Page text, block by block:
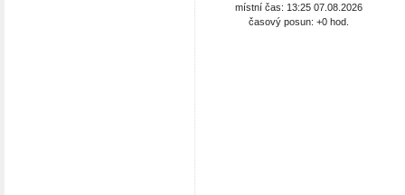
místní čas: 13:25 07.08.2026
časový posun: +0 hod.